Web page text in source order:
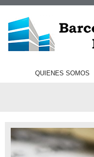
QUIENES SOMOS